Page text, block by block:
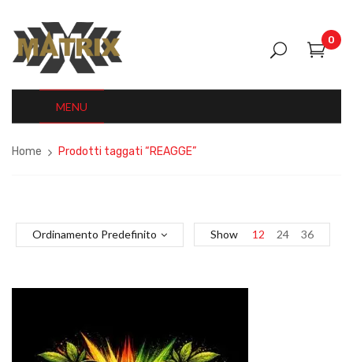
0
MENU
Home Prodotti taggati “REAGGE”
Ordinamento Predefinito Show 12 24 36